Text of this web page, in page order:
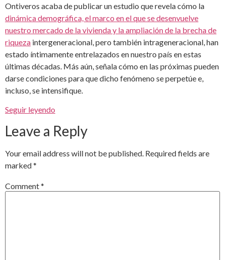
Ontiveros acaba de publicar un estudio que revela cómo la
dinámica demográfica, el marco en el que se desenvuelve
nuestro mercado de la vivienda y la ampliación de la brecha de
riqueza intergeneracional, pero también intrageneracional, han
estado íntimamente entrelazados en nuestro país en estas
últimas décadas. Más aún, señala cómo en las próximas pueden
darse condiciones para que dicho fenómeno se perpetúe e,
incluso, se intensifique.
Seguir leyendo
Leave a Reply
Your email address will not be published. Required fields are
marked*
Comment*